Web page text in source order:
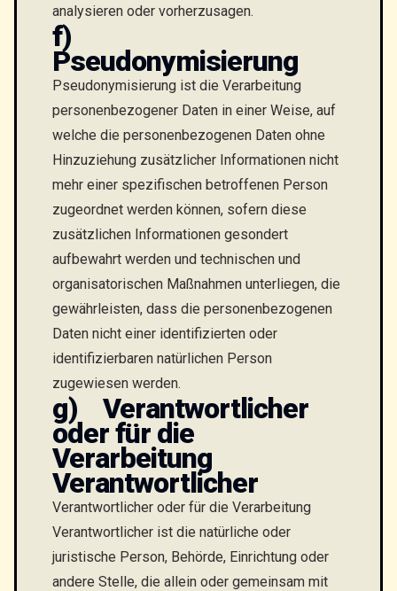
analysieren oder vorherzusagen.
f)
Pseudonymisierung
Pseudonymisierung ist die Verarbeitung
personenbezogener Daten in einer Weise, auf
welche die personenbezogenen Daten ohne
Hinzuziehung zusätzlicher Informationen nicht
mehr einer spezifischen betroffenen Person
zugeordnet werden können, sofern diese
zusätzlichen Informationen gesondert
aufbewahrt werden und technischen und
organisatorischen Maßnahmen unterliegen, die
gewährleisten, dass die personenbezogenen
Daten nicht einer identifizierten oder
identifizierbaren natürlichen Person
zugewiesen werden.
g) Verantwortlicher
oder für die
Verarbeitung
Verantwortlicher
Verantwortlicher oder für die Verarbeitung
Verantwortlicher ist die natürliche oder
juristische Person, Behörde, Einrichtung oder
andere Stelle, die allein oder gemeinsam mit